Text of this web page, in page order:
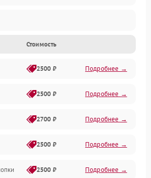
Стоимость
2500 ₽ Подробнее →
2500 ₽ Подробнее →
2700 ₽ Подробнее →
2500 ₽ Подробнее →
2500 ₽ Подробнее →